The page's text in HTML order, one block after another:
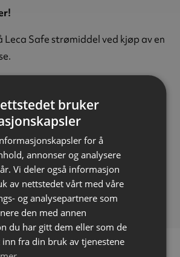
Leca Safe strømiddel ved kjøp av en
med gummipakning, PE, 220 liter
strømiddel, 50 liter
ikke kombineres med andre
bruker
for å
annonser og analysere
Vi deler også informasjon
av nettstedet vårt med våre
og analysepartnere som
den med annen
du har gitt dem eller som de
inn fra din bruk av tjenestene